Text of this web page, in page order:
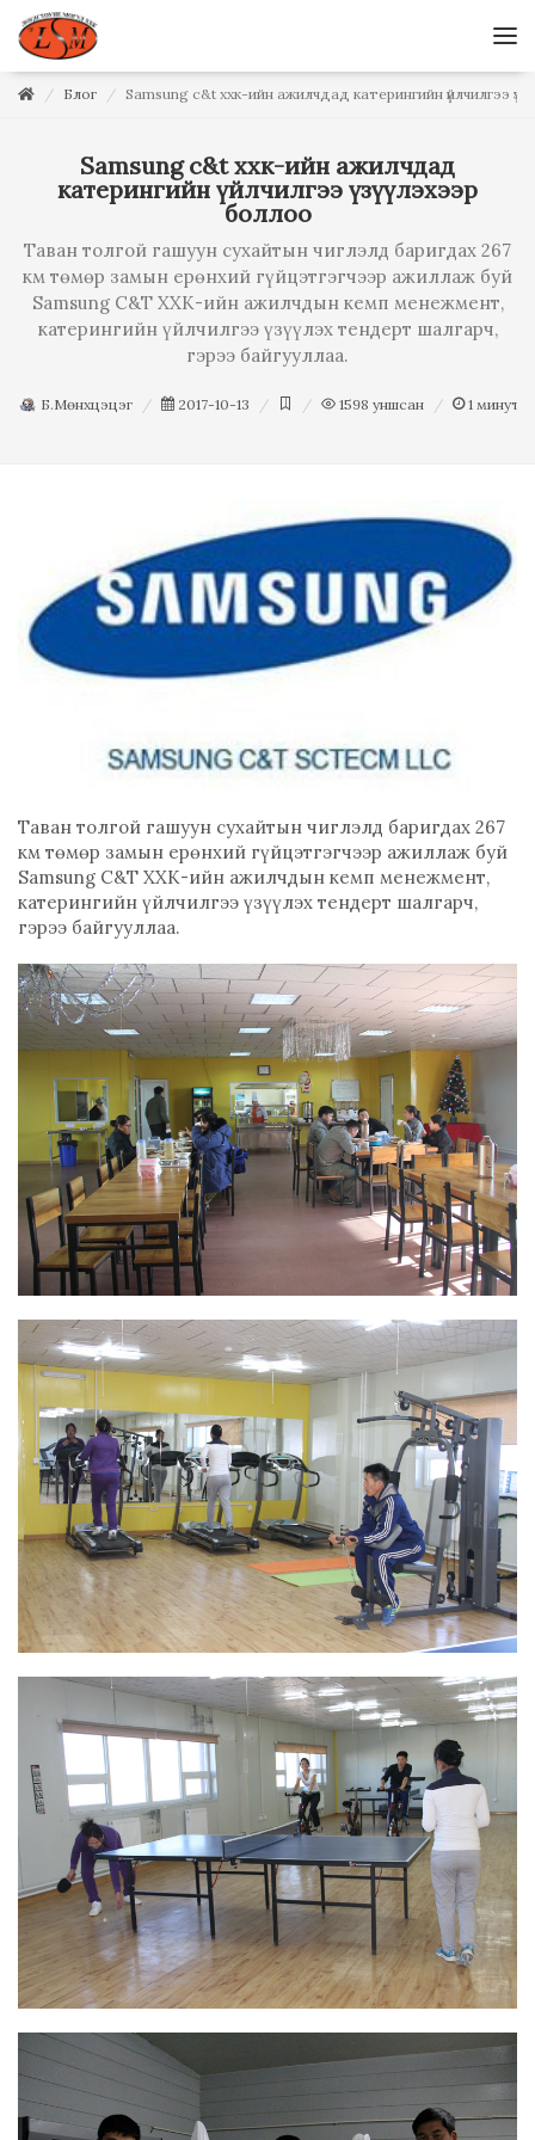
Блог Samsung c&t ххк-ийн ажилчдад катерингийн үйлчилгээ
Samsung c&t ххк-ийн ажилчдад
катерингийн үйлчилгээ үзүүлэхээр
боллоо
Таван толгой гашуун сухайтын чиглэлд баригдах 267
км төмөр замын ерөнхий гүйцэтгэгчээр ажиллаж буй
Samsung C&T ХХК-ийн ажилчдын кемп менежмент,
катерингийн үйлчилгээ үзүүлэх тендерт шалгарч,
гэрээ байгууллаа.
Б.Мөнхцэцэг 2017-10-13 1598 уншсан 1 минут
Таван толгой гашуун сухайтын чиглэлд баригдах 267
км төмөр замын ерөнхий гүйцэтгэгчээр ажиллаж буй
Samsung C&T ХХК-ийн ажилчдын кемп менежмент,
катерингийн үйлчилгээ үзүүлэх тендерт шалгарч,
гэрээ байгууллаа.